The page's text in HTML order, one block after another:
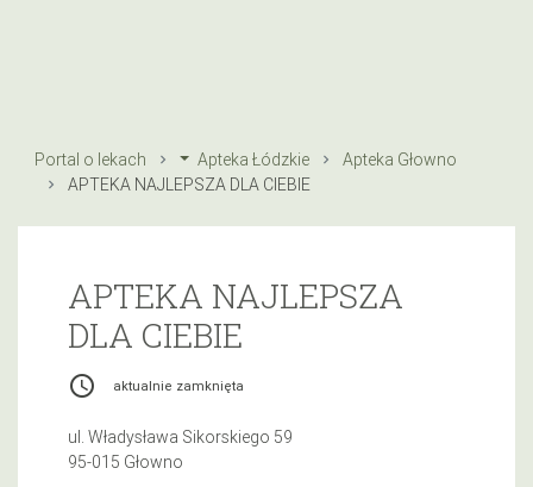
Portal o lekach Apteka Łódzkie
Apteka Głowno
APTEKA NAJLEPSZA DLA CIEBIE
APTEKA NAJLEPSZA
DLA CIEBIE
access_time aktualnie zamknięta
ul. Władysława Sikorskiego 59
95-015 Głowno